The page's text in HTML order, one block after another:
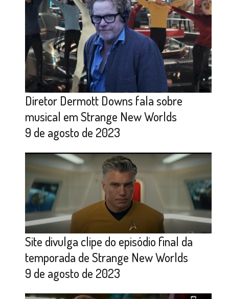
Diretor Dermott Downs fala sobre
musical em Strange New Worlds
9 de agosto de 2023
Site divulga clipe do episódio final da
temporada de Strange New Worlds
9 de agosto de 2023